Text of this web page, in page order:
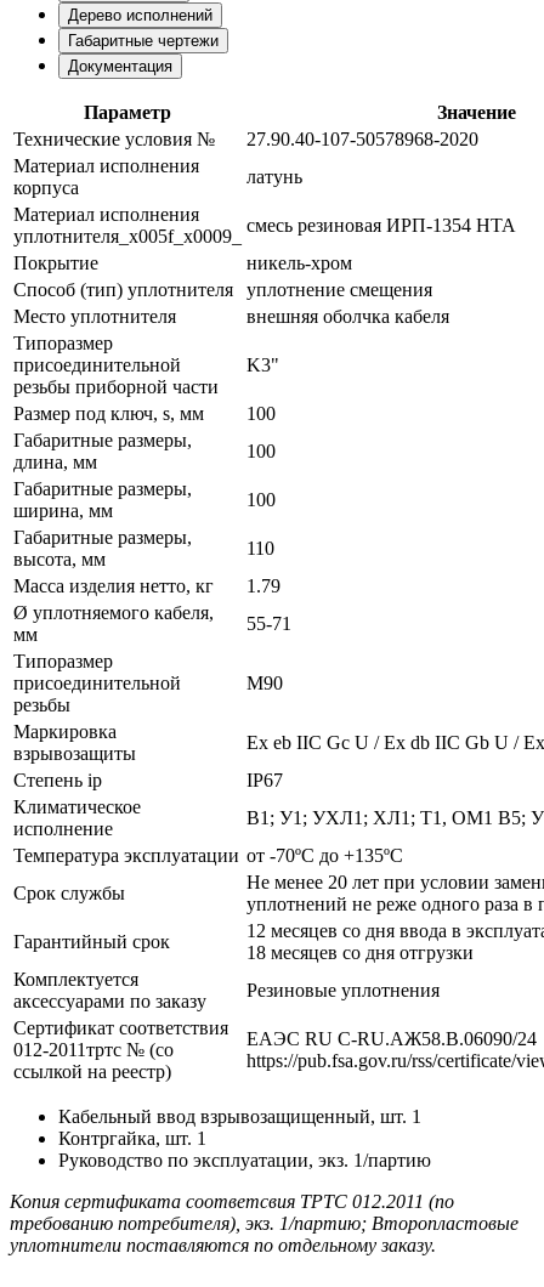
Дерево исполнений
Габаритные чертежи
Документация
Параметр
Значение
Технические условия №
27.90.40-107-50578968-2020
Материал исполнения
корпуса
латунь
Материал исполнения
уплотнителя_x005f_x0009_
смесь резиновая ИРП-1354 НТА
Покрытие
никель-хром
Способ (тип) уплотнителя
уплотнение смещения
Место уплотнителя
внешняя оболчка кабеля
Типоразмер
присоединительной
резьбы приборной части
K3"
Размер под ключ, s, мм
100
Габаритные размеры,
длина, мм
100
Габаритные размеры,
ширина, мм
100
Габаритные размеры,
высота, мм
110
Масса изделия нетто, кг
1.79
Ø уплотняемого кабеля,
мм
55-71
Типоразмер
присоединительной
резьбы
М90
Маркировка
взрывозащиты
Ех eb IIC Gc U / Ex db IIC Gb U /
Степень ip
IP67
Климатическое
исполнение
В1; У1; УХЛ1; ХЛ1; Т1, ОМ1 В5;
Температура эксплуатации от -70ºС до +135ºС
Срок службы
Не менее 20 лет при условии
уплотнений не реже одного раза в
Гарантийный срок
12 месяцев со дня ввода в
18 месяцев со дня отгрузки
Комплектуется
аксессуарами по заказу
Резиновые уплотнения
Сертификат соответствия
012-2011тртс № (со
ссылкой на реестр)
ЕАЭС RU С-RU.АЖ58.В.06090/24
https://pub.fsa.gov.ru/rss/certificate/
Кабельный ввод взрывозащищенный, шт. 1
Контргайка, шт. 1
Руководство по эксплуатации, экз. 1/партию
Копия сертификата соответсвия ТРТС 012.2011 (по
требованию потребителя), экз. 1/партию; Второпластовые
уплотнители поставляются по отдельному заказу.